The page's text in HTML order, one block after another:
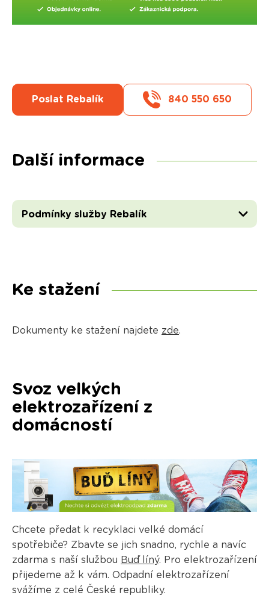
Poslat Rebalík 840 550 650
Další informace
Podmínky služby Rebalík
Ke stažení
Dokumenty ke stažení najdete zde.
Svoz velkých
elektrozařízení z
domácností
Chcete předat k recyklaci velké domácí
spotřebiče? Zbavte se jich snadno, rychle a navíc
zdarma s naší službou Buď líný. Pro elektrozařízení
přijedeme až k vám. Odpadní elektrozařízení
svážíme z celé České republiky.